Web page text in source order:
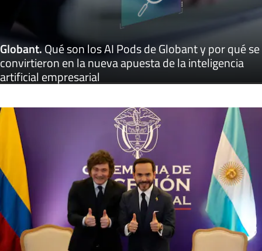
Globant.Qué son los AI Pods de Globant y por qué se
convirtieron en la nueva apuesta de la inteligencia
artificial empresarial